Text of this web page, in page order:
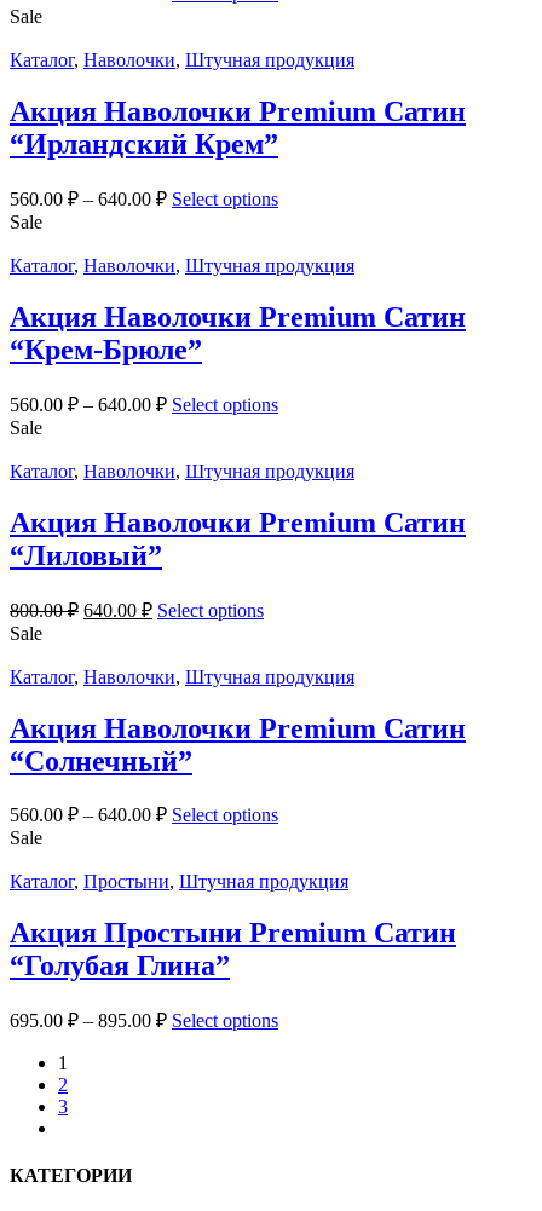
Sale
Каталог, Наволочки, Штучная продукция
Акция Наволочки Premium Сатин
“Ирландский Крем”
560.00 ₽ – 640.00 ₽ Select options
Sale
Каталог, Наволочки, Штучная продукция
Акция Наволочки Premium Сатин
“Крем-Брюле”
560.00 ₽ – 640.00 ₽ Select options
Sale
Каталог, Наволочки, Штучная продукция
Акция Наволочки Premium Сатин
“Лиловый”
800.00₽ 640.00 ₽ Select options
Sale
Каталог, Наволочки, Штучная продукция
Акция Наволочки Premium Сатин
“Солнечный”
560.00 ₽ – 640.00 ₽ Select options
Sale
Каталог, Простыни, Штучная продукция
Акция Простыни Premium Сатин
“Голубая Глина”
695.00 ₽ – 895.00 ₽ Select options
1
2
3
КАТЕГОРИИ